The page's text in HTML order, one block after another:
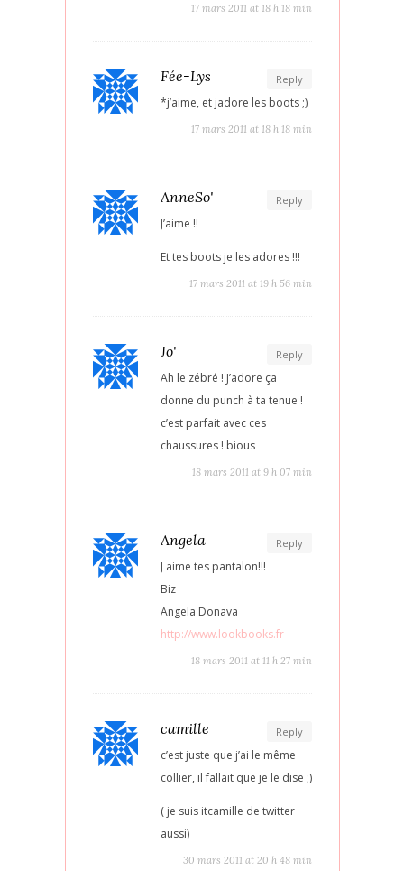
17 mars 2011 at 18 h 18 min
Reply
Fée-Lys
*j’aime, et jadore les boots ;)
17 mars 2011 at 18 h 18 min
Reply
AnneSo'
J’aime !!
Et tes boots je les adores !!!
17 mars 2011 at 19 h 56 min
Reply
Jo'
Ah le zébré ! J’adore ça
donne du punch à ta tenue !
c’est parfait avec ces
chaussures ! bious
18 mars 2011 at 9 h 07 min
Reply
Angela
J aime tes pantalon!!!
Biz
Angela Donava
http://www.lookbooks.fr
18 mars 2011 at 11 h 27 min
Reply
camille
c’est juste que j’ai le même
collier, il fallait que je le dise ;)
( je suis itcamille de twitter
aussi)
30 mars 2011 at 20 h 48 min